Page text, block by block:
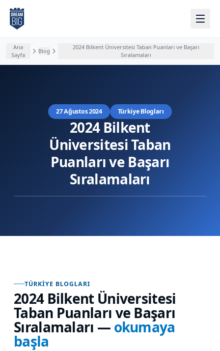
Ana içeriğe atla
Ana
Sayfa
Blog
2024 Bilkent Üniversitesi Taban Puanları ve Başarı
Sıralamaları
27 Ağustos 2024 Türkiye Blogları
2024 Bilkent
Üniversitesi Taban
Puanları ve Başarı
Sıralamaları
TÜRKIYE BLOGLARI
2024 Bilkent Üniversitesi
Taban Puanları ve Başarı
Sıralamaları — okumaya
başla